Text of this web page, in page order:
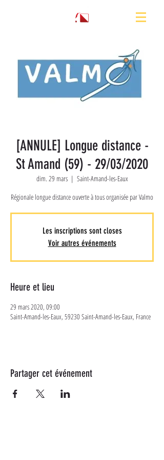
[ANNULE] Longue distance -
St Amand (59) - 29/03/2020
dim. 29 mars
  |
Saint-Amand-les-Eaux
Régionale longue distance ouverte à tous organisée par Valmo
Les inscriptions sont closes
Voir autres événements
Heure et lieu
29 mars 2020, 09:00
Saint-Amand-les-Eaux, 59230 Saint-Amand-les-Eaux, France
Partager cet événement